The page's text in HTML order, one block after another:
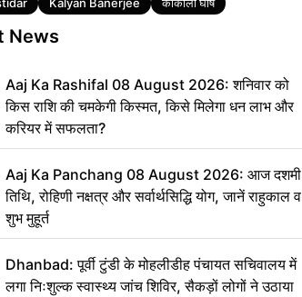
News
Aaj Ka Rashifal 08 August 2026: शनिवार को
किस राशि की चमकेगी किस्मत, किसे मिलेगा धन लाभ और
करियर में सफलता?
Aaj Ka Panchang 08 August 2026: आज दशमी
तिथि, रोहिणी नक्षत्र और सर्वार्थसिद्धि योग, जानें राहुकाल व
शुभ मुहूर्त
Dhanbad: पूर्वी टुंडी के मोहलीडीह पंचायत सचिवालय में
लगा निःशुल्क स्वास्थ्य जांच शिविर, सैकड़ों लोगों ने उठाया